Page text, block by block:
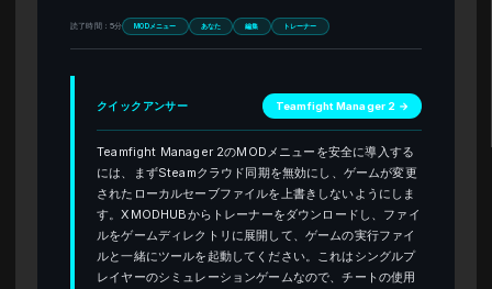
読了時間：5分 MODメニュー あなた 編集 トレーナー
クイックアンサー Teamfight Manager 2 →
Teamfight Manager 2のMODメニューを安全に導入する
には、まずSteamクラウド同期を無効にし、ゲームが変更
されたローカルセーブファイルを上書きしないようにしま
す。XMODHUBからトレーナーをダウンロードし、ファイ
ルをゲームディレクトリに展開して、ゲームの実行ファイ
ルと一緒にツールを起動してください。これはシングルプ
レイヤーのシミュレーションゲームなので、チートの使用